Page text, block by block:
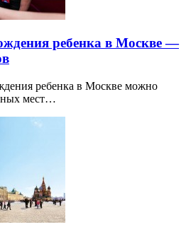
ребенка в Москве —
ребенка в Москве можно
мест…